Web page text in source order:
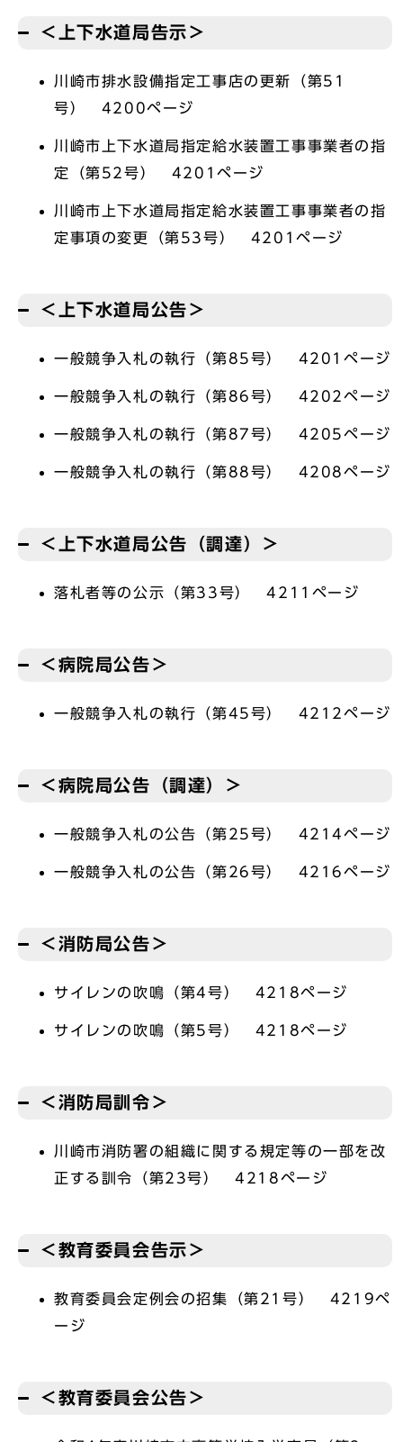
＜上下水道局告示＞
川崎市排水設備指定工事店の更新（第51
号） 4200ページ
川崎市上下水道局指定給水装置工事事業者の指
定（第52号） 4201ページ
川崎市上下水道局指定給水装置工事事業者の指
定事項の変更（第53号） 4201ページ
＜上下水道局公告＞
一般競争入札の執行（第85号） 4201ページ
一般競争入札の執行（第86号） 4202ページ
一般競争入札の執行（第87号） 4205ページ
一般競争入札の執行（第88号） 4208ページ
＜上下水道局公告（調達）＞
落札者等の公示（第33号） 4211ページ
＜病院局公告＞
一般競争入札の執行（第45号） 4212ページ
＜病院局公告（調達）＞
一般競争入札の公告（第25号） 4214ページ
一般競争入札の公告（第26号） 4216ページ
＜消防局公告＞
サイレンの吹鳴（第4号） 4218ページ
サイレンの吹鳴（第5号） 4218ページ
＜消防局訓令＞
川崎市消防署の組織に関する規定等の一部を改
正する訓令（第23号） 4218ページ
＜教育委員会告示＞
教育委員会定例会の招集（第21号） 4219ペ
ージ
＜教育委員会公告＞